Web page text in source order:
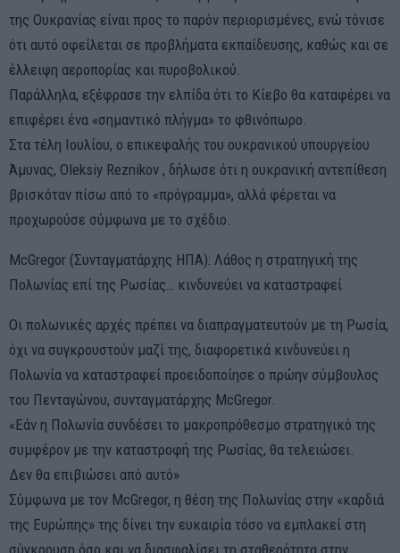
της Ουκρανίας είναι προς το παρόν περιορισμένες, ενώ τόνισε
ότι αυτό οφείλεται σε προβλήματα εκπαίδευσης, καθώς και σε
έλλειψη αεροπορίας και πυροβολικού.
Παράλληλα, εξέφρασε την ελπίδα ότι το Κίεβο θα καταφέρει να
επιφέρει ένα «σημαντικό πλήγμα» το φθινόπωρο.
Στα τέλη Ιουλίου, ο επικεφαλής του ουκρανικού υπουργείου
Άμυνας, Oleksiy Reznikov , δήλωσε ότι η ουκρανική αντεπίθεση
βρισκόταν πίσω από το «πρόγραμμα», αλλά φέρεται να
προχωρούσε σύμφωνα με το σχέδιο.
McGregor (Συνταγματάρχης ΗΠΑ): Λάθος η στρατηγική της
Πολωνίας επί της Ρωσίας… κινδυνεύει να καταστραφεί
Οι πολωνικές αρχές πρέπει να διαπραγματευτούν με τη Ρωσία,
όχι να συγκρουστούν μαζί της, διαφορετικά κινδυνεύει η
Πολωνία να καταστραφεί προειδοποίησε ο πρώην σύμβουλος
του Πενταγώνου, συνταγματάρχης McGregor.
«Εάν η Πολωνία συνδέσει το μακροπρόθεσμο στρατηγικό της
συμφέρον με την καταστροφή της Ρωσίας, θα τελειώσει.
Δεν θα επιβιώσει από αυτό»
Σύμφωνα με τον McGregor, η θέση της Πολωνίας στην «καρδιά
της Ευρώπης» της δίνει την ευκαιρία τόσο να εμπλακεί στη